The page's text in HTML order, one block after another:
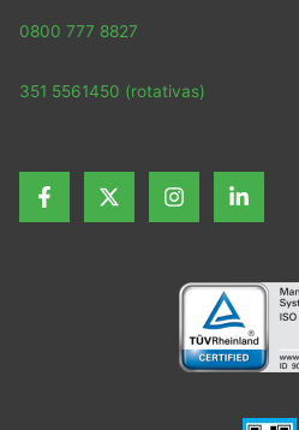
0800 777 8827
351 5561450 (rotativas)